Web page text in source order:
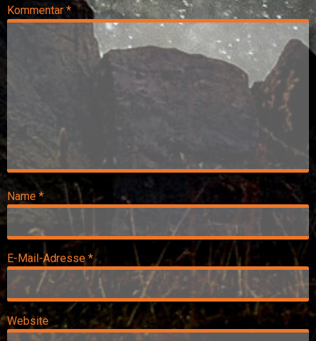
Kommentar *
Name *
E-Mail-Adresse*
Website